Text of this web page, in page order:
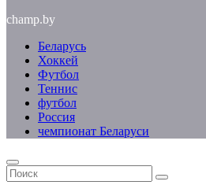
champ.by
Беларусь
Хоккей
Футбол
Теннис
футбол
Россия
чемпионат Беларуси